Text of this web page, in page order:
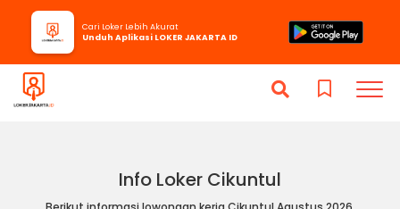
Info Loker Cikuntul
Cari Loker Lebih Akurat
Unduh Aplikasi LOKER JAKARTA ID